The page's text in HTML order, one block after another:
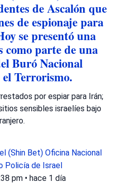
de Ascalón que
de espionaje para
se presentó una
como parte de una
Buró Nacional
Terrorismo.
por espiar para Irán;
sensibles israelíes bajo
(Shin Bet) Oficina Nacional
Policía de Israel
pm • hace 1 día